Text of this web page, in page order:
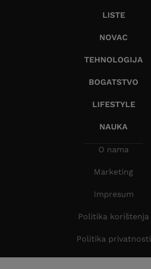
LISTE
NOVAC
TEHNOLOGIJA
BOGATSTVO
LIFESTYLE
NAUKA
O nama
Marketing
Impresum
Politika korištenja
Politika privatnosti